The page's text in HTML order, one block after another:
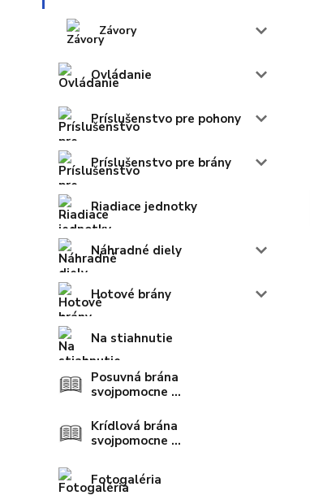
Závory
Ovládanie
Príslušenstvo pre pohony
Príslušenstvo pre brány
Riadiace jednotky
Náhradné diely
Hotové brány
Na stiahnutie
Posuvná brána
svojpomocne ...
Krídlová brána
svojpomocne ...
Fotogaléria